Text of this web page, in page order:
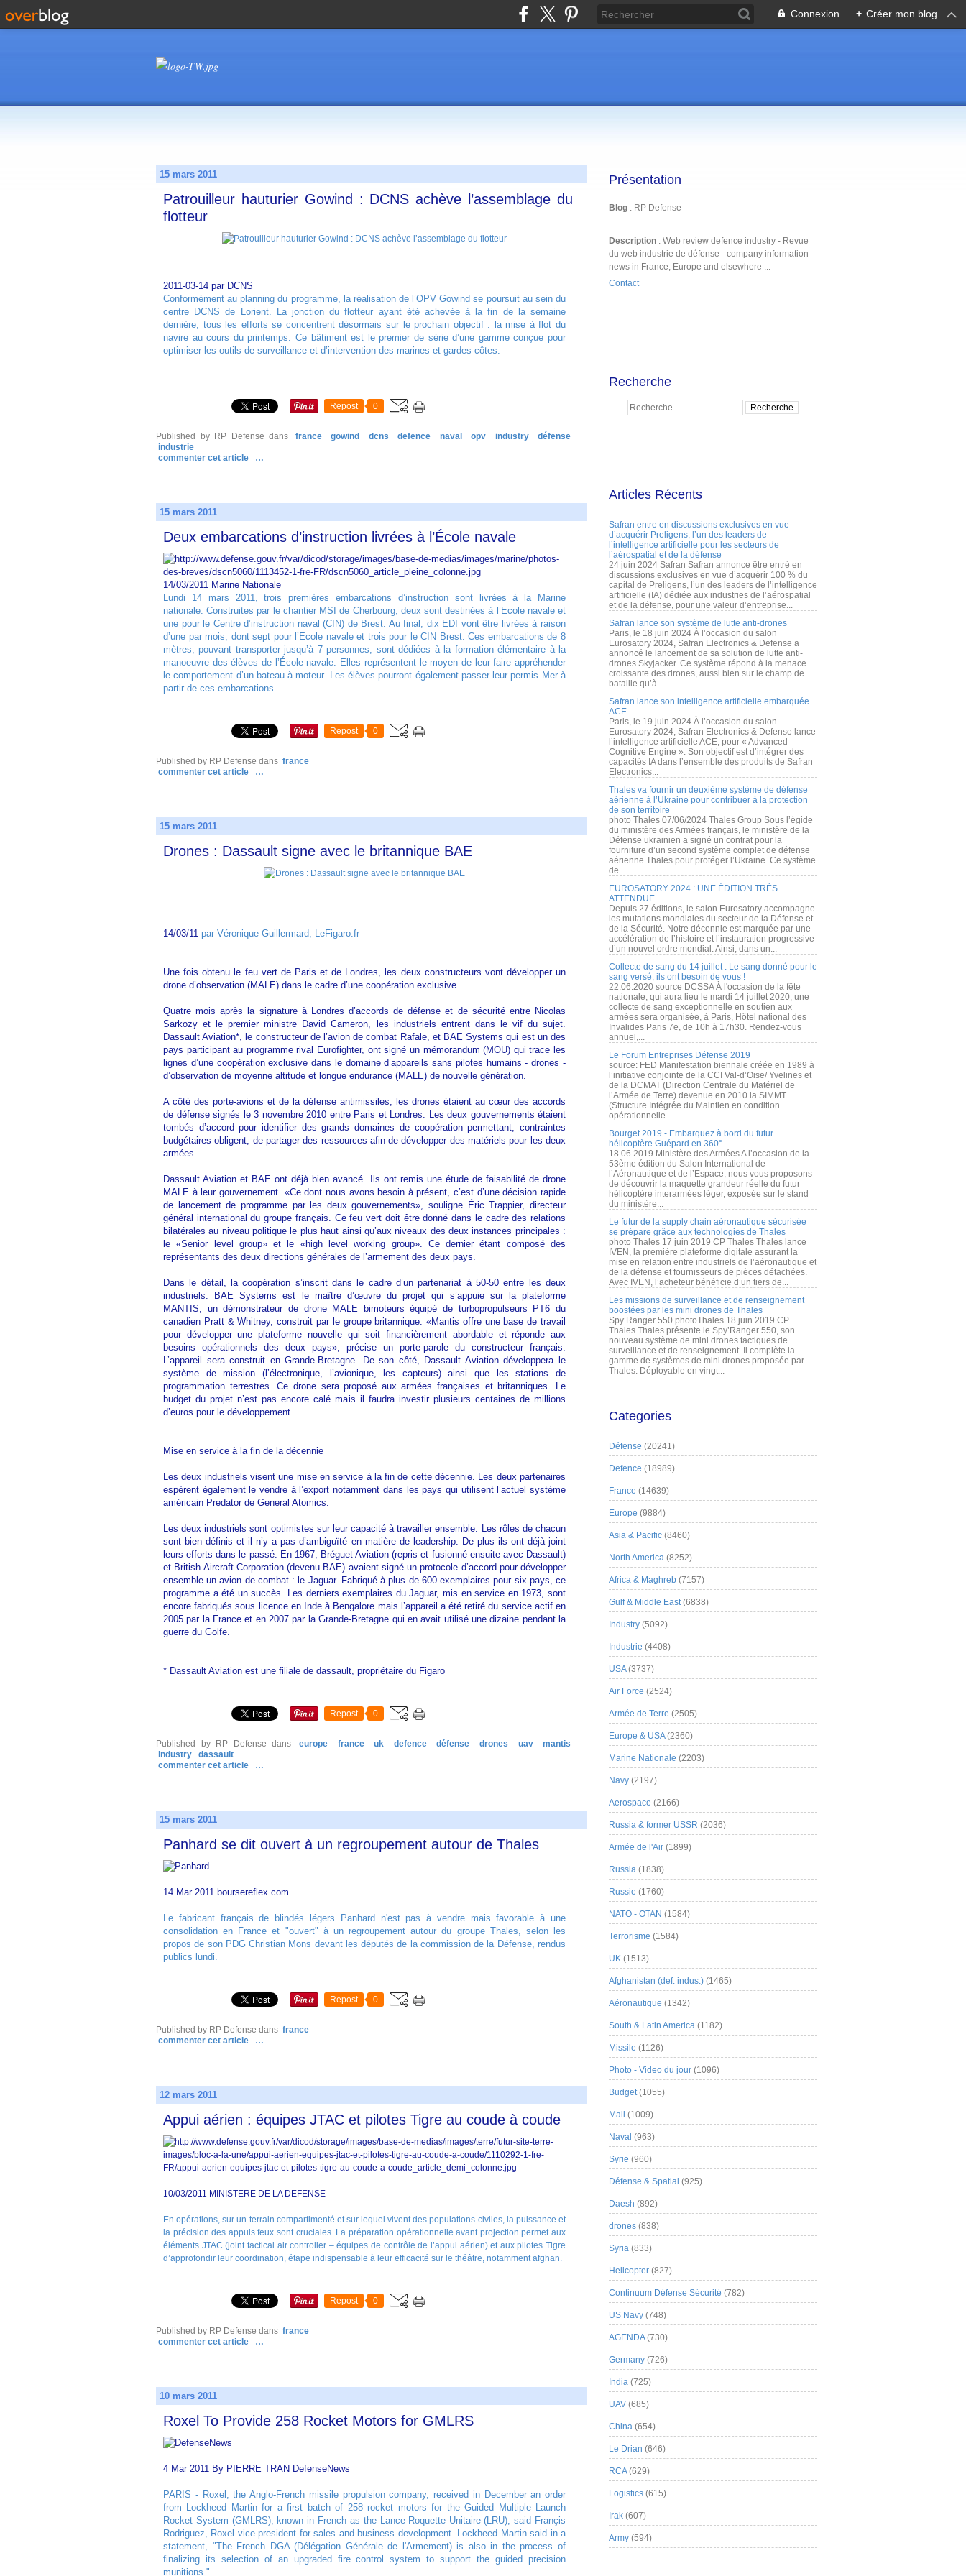
Connexion + Créer mon blog
15 mars 2011
Patrouilleur hauturier Gowind : DCNS achève l’assemblage du
flotteur
2011-03-14 par DCNS
Conformément au planning du programme, la réalisation de l’OPV Gowind se poursuit au sein du
centre DCNS de Lorient. La jonction du flotteur ayant été achevée à la fin de la semaine
dernière, tous les efforts se concentrent désormais sur le prochain objectif : la mise à flot du
navire au cours du printemps. Ce bâtiment est le premier de série d’une gamme conçue pour
optimiser les outils de surveillance et d’intervention des marines et gardes-côtes.
Repost 0
Published by RP Defense dans france gowind dcns defence naval opv industry
défense
industrie
commenter cet article
…
15 mars 2011
Deux embarcations d’instruction livrées à l’École navale
14/03/2011 Marine Nationale
Lundi 14 mars 2011, trois premières embarcations d’instruction sont livrées à la Marine
nationale. Construites par le chantier MSI de Cherbourg, deux sont destinées à l’Ecole navale et
une pour le Centre d’instruction naval (CIN) de Brest. Au final, dix EDI vont être livrées à raison
d’une par mois, dont sept pour l’Ecole navale et trois pour le CIN Brest. Ces embarcations de 8
mètres, pouvant transporter jusqu’à 7 personnes, sont dédiées à la formation élémentaire à la
manoeuvre des élèves de l’École navale. Elles représentent le moyen de leur faire appréhender
le comportement d’un bateau à moteur. Les élèves pourront également passer leur permis Mer à
partir de ces embarcations.
Repost 0
Published by RP Defense dans france
commenter cet article
…
15 mars 2011
Drones : Dassault signe avec le britannique BAE
14/03/11 par Véronique Guillermard, LeFigaro.fr
Une fois obtenu le feu vert de Paris et de Londres, les deux constructeurs vont développer un
drone d’observation (MALE) dans le cadre d’une coopération exclusive.
Quatre mois après la signature à Londres d’accords de défense et de sécurité entre Nicolas
Sarkozy et le premier ministre David Cameron, les industriels entrent dans le vif du sujet.
Dassault Aviation*, le constructeur de l’avion de combat Rafale, et BAE Systems qui est un des
pays participant au programme rival Eurofighter, ont signé un mémorandum (MOU) qui trace les
lignes d’une coopération exclusive dans le domaine d’appareils sans pilotes humains - drones -
d’observation de moyenne altitude et longue endurance (MALE) de nouvelle génération.
A côté des porte-avions et de la défense antimissiles, les drones étaient au cœur des accords
de défense signés le 3 novembre 2010 entre Paris et Londres. Les deux gouvernements étaient
tombés d’accord pour identifier des grands domaines de coopération permettant, contraintes
budgétaires obligent, de partager des ressources afin de développer des matériels pour les deux
armées.
Dassault Aviation et BAE ont déjà bien avancé. Ils ont remis une étude de faisabilité de drone
MALE à leur gouvernement. «Ce dont nous avons besoin à présent, c’est d’une décision rapide
de lancement de programme par les deux gouvernements», souligne Éric Trappier, directeur
général international du groupe français. Ce feu vert doit être donné dans le cadre des relations
bilatérales au niveau politique le plus haut ainsi qu’aux niveaux des deux instances principales :
le «Senior level group» et le «high level working group». Ce dernier étant composé des
représentants des deux directions générales de l’armement des deux pays.
Dans le détail, la coopération s’inscrit dans le cadre d’un partenariat à 50-50 entre les deux
industriels. BAE Systems est le maître d’œuvre du projet qui s’appuie sur la plateforme
MANTIS, un démonstrateur de drone MALE bimoteurs équipé de turbopropulseurs PT6 du
canadien Pratt & Whitney, construit par le groupe britannique. «Mantis offre une base de travail
pour développer une plateforme nouvelle qui soit financièrement abordable et réponde aux
besoins opérationnels des deux pays», précise un porte-parole du constructeur français.
L’appareil sera construit en Grande-Bretagne. De son côté, Dassault Aviation développera le
système de mission (l’électronique, l’avionique, les capteurs) ainsi que les stations de
programmation terrestres. Ce drone sera proposé aux armées françaises et britanniques. Le
budget du projet n’est pas encore calé mais il faudra investir plusieurs centaines de millions
d’euros pour le développement.
Mise en service à la fin de la décennie
Les deux industriels visent une mise en service à la fin de cette décennie. Les deux partenaires
espèrent également le vendre à l’export notamment dans les pays qui utilisent l’actuel système
américain Predator de General Atomics.
Les deux industriels sont optimistes sur leur capacité à travailler ensemble. Les rôles de chacun
sont bien définis et il n’y a pas d’ambiguïté en matière de leadership. De plus ils ont déjà joint
leurs efforts dans le passé. En 1967, Bréguet Aviation (repris et fusionné ensuite avec Dassault)
et British Aircraft Corporation (devenu BAE) avaient signé un protocole d’accord pour développer
ensemble un avion de combat : le Jaguar. Fabriqué à plus de 600 exemplaires pour six pays, ce
programme a été un succès. Les derniers exemplaires du Jaguar, mis en service en 1973, sont
encore fabriqués sous licence en Inde à Bengalore mais l’appareil a été retiré du service actif en
2005 par la France et en 2007 par la Grande-Bretagne qui en avait utilisé une dizaine pendant la
guerre du Golfe.
* Dassault Aviation est une filiale de dassault, propriétaire du Figaro
Repost 0
Published by RP Defense dans europe france uk defence défense drones uav
mantis
industry
dassault
commenter cet article
…
15 mars 2011
Panhard se dit ouvert à un regroupement autour de Thales
14 Mar 2011 boursereflex.com
Le fabricant français de blindés légers Panhard n'est pas à vendre mais favorable à une
consolidation en France et "ouvert" à un regroupement autour du groupe Thales, selon les
propos de son PDG Christian Mons devant les députés de la commission de la Défense, rendus
publics lundi.
Repost 0
Published by RP Defense dans france
commenter cet article
…
12 mars 2011
Appui aérien : équipes JTAC et pilotes Tigre au coude à coude
10/03/2011 MINISTERE DE LA DEFENSE
En opérations, sur un terrain compartimenté et sur lequel vivent des populations civiles, la puissance et
la précision des appuis feux sont cruciales. La préparation opérationnelle avant projection permet aux
éléments JTAC (joint tactical air controller – équipes de contrôle de l’appui aérien) et aux pilotes Tigre
d’approfondir leur coordination, étape indispensable à leur efficacité sur le théâtre, notamment afghan.
Repost 0
Published by RP Defense dans france
commenter cet article
…
10 mars 2011
Roxel To Provide 258 Rocket Motors for GMLRS
4 Mar 2011 By PIERRE TRAN DefenseNews
PARIS - Roxel, the Anglo-French missile propulsion company, received in December an order
from Lockheed Martin for a first batch of 258 rocket motors for the Guided Multiple Launch
Rocket System (GMLRS), known in French as the Lance-Roquette Unitaire (LRU), said Françis
Rodriguez, Roxel vice president for sales and business development. Lockheed Martin said in a
statement, "The French DGA (Délégation Générale de l'Armement) is also in the process of
finalizing its selection of an upgraded fire control system to support the guided precision
munitions."
Présentation
Blog : RP Defense
Description : Web review defence industry - Revue
du web industrie de défense - company information -
news in France, Europe and elsewhere ...
Contact
Recherche
Articles Récents
Safran entre en discussions exclusives en vue
d’acquérir Preligens, l’un des leaders de
l’intelligence artificielle pour les secteurs de
l’aérospatial et de la défense
24 juin 2024 Safran Safran annonce être entré en
discussions exclusives en vue d’acquérir 100 % du
capital de Preligens, l’un des leaders de l’intelligence
artificielle (IA) dédiée aux industries de l’aérospatial
et de la défense, pour une valeur d’entreprise...
Safran lance son système de lutte anti-drones
Paris, le 18 juin 2024 À l’occasion du salon
Eurosatory 2024, Safran Electronics & Defense a
annoncé le lancement de sa solution de lutte anti-
drones Skyjacker. Ce système répond à la menace
croissante des drones, aussi bien sur le champ de
bataille qu’à...
Safran lance son intelligence artificielle embarquée
ACE
Paris, le 19 juin 2024 À l’occasion du salon
Eurosatory 2024, Safran Electronics & Defense lance
l’intelligence artificielle ACE, pour « Advanced
Cognitive Engine ». Son objectif est d’intégrer des
capacités IA dans l’ensemble des produits de Safran
Electronics...
Thales va fournir un deuxième système de défense
aérienne à l’Ukraine pour contribuer à la protection
de son territoire
photo Thales 07/06/2024 Thales Group Sous l’égide
du ministère des Armées français, le ministère de la
Défense ukrainien a signé un contrat pour la
fourniture d’un second système complet de défense
aérienne Thales pour protéger l’Ukraine. Ce système
de...
EUROSATORY 2024 : UNE ÉDITION TRÈS
ATTENDUE
Depuis 27 éditions, le salon Eurosatory accompagne
les mutations mondiales du secteur de la Défense et
de la Sécurité. Notre décennie est marquée par une
accélération de l’histoire et l’instauration progressive
d’un nouvel ordre mondial. Ainsi, dans un...
Collecte de sang du 14 juillet : Le sang donné pour le
sang versé, ils ont besoin de vous !
22.06.2020 source DCSSA À l'occasion de la fête
nationale, qui aura lieu le mardi 14 juillet 2020, une
collecte de sang exceptionnelle en soutien aux
armées sera organisée, à Paris, Hôtel national des
Invalides Paris 7e, de 10h à 17h30. Rendez-vous
annuel,...
Le Forum Entreprises Défense 2019
source: FED Manifestation biennale créée en 1989 à
l’initiative conjointe de la CCI Val-d’Oise/ Yvelines et
de la DCMAT (Direction Centrale du Matériel de
l’Armée de Terre) devenue en 2010 la SIMMT
(Structure Intégrée du Maintien en condition
opérationnelle...
Bourget 2019 - Embarquez à bord du futur
hélicoptère Guépard en 360°
18.06.2019 Ministère des Armées A l’occasion de la
53ème édition du Salon International de
l’Aéronautique et de l’Espace, nous vous proposons
de découvrir la maquette grandeur réelle du futur
hélicoptère interarmées léger, exposée sur le stand
du ministère...
Le futur de la supply chain aéronautique sécurisée
se prépare grâce aux technologies de Thales
photo Thales 17 juin 2019 CP Thales Thales lance
IVEN, la première plateforme digitale assurant la
mise en relation entre industriels de l’aéronautique et
de la défense et fournisseurs de pièces détachées.
Avec IVEN, l’acheteur bénéficie d’un tiers de...
Les missions de surveillance et de renseignement
boostées par les mini drones de Thales
Spy’Ranger 550 photoThales 18 juin 2019 CP
Thales Thales présente le Spy’Ranger 550, son
nouveau système de mini drones tactiques de
surveillance et de renseignement. Il complète la
gamme de systèmes de mini drones proposée par
Thales. Déployable en vingt...
Categories
Défense (20241)
Defence (18989)
France (14639)
Europe (9884)
Asia & Pacific (8460)
North America (8252)
Africa & Maghreb (7157)
Gulf & Middle East(6838)
Industry (5092)
Industrie (4408)
USA(3737)
Air Force (2524)
Armée de Terre (2505)
Europe & USA(2360)
Marine Nationale (2203)
Navy (2197)
Aerospace (2166)
Russia & former USSR (2036)
Armée de l'Air (1899)
Russia (1838)
Russie (1760)
NATO - OTAN (1584)
Terrorisme (1584)
UK (1513)
Afghanistan (def. indus.) (1465)
Aéronautique (1342)
South & Latin America (1182)
Missile (1126)
Photo - Video du jour (1096)
Budget(1055)
Mali (1009)
Naval (963)
Syrie (960)
Défense & Spatial (925)
Daesh (892)
drones (838)
Syria (833)
Helicopter (827)
Continuum Défense Sécurité (782)
US Navy (748)
AGENDA(730)
Germany (726)
India (725)
UAV (685)
China (654)
Le Drian (646)
RCA(629)
Logistics (615)
Irak (607)
Army (594)